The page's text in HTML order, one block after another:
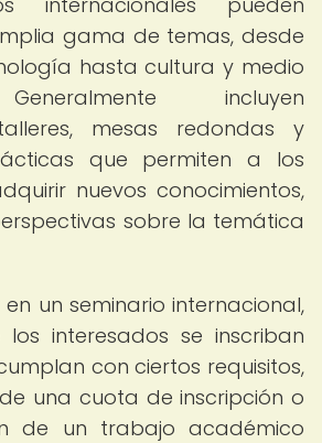
gama de temas, desde
hasta cultura y medio
incluyen
mesas redondas y
que permiten a los
nuevos conocimientos,
sobre la temática
un seminario internacional,
interesados se inscriban
con ciertos requisitos,
una cuota de inscripción o
de un trabajo académico